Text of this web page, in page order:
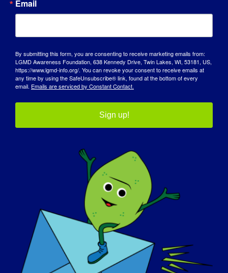
nel diventare la persona che è oggi?
Sono più un difensore della mia salute.
intraprendere azioni che aiutino me e gli
altri, che altrimenti verrebbero ignorate o
trascurate.
vita significativa con la LGMD. Le limitazioni
fisiche del nostro corpo non ci
impediscono di continuare a imparare e a
vivere il mondo.
Se la vostra LGMD potesse essere
"curata" domani, quale sarebbe la prima
cosa che vorreste fare?
Se potessi guarire domani, andrei in
Email
By submitting this form, you are consenting to receive marketing emails from:
LGMD Awareness Foundation, 638 Kennedy Drive, Twin Lakes, WI, 53181, US,
https://www.lgmd-info.org/. You can revoke your consent to receive emails at
any time by using the SafeUnsubscribe® link, found at the bottom of every
email. Emails are serviced by Constant Contact.
Sign up!